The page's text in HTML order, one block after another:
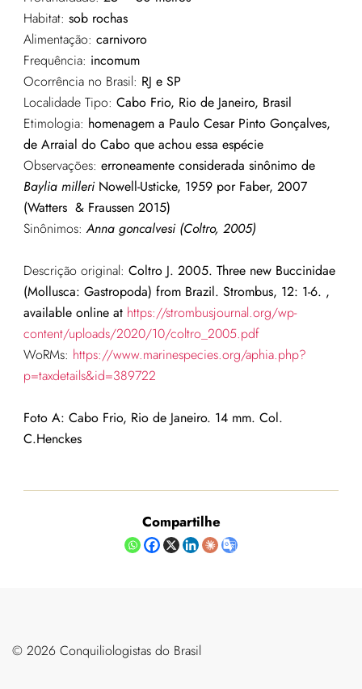
Habitat: sob rochas
Alimentação: carnivoro
Frequência: incomum
Ocorrência no Brasil: RJ e SP
Localidade Tipo: Cabo Frio, Rio de Janeiro, Brasil
Etimologia: homenagem a Paulo Cesar Pinto Gonçalves,
de Arraial do Cabo que achou essa espécie
Observações: erroneamente considerada sinônimode
Baylia milleri Nowell-Usticke, 1959 porFaber, 2007
(Watters& Fraussen2015)
Sinônimos:Anna goncalvesi (Coltro, 2005)
Descrição original: Coltro J. 2005. Three new Buccinidae
(Mollusca: Gastropoda) from Brazil. Strombus, 12: 1-6. ,
available online at https://strombusjournal.org/wp-
content/uploads/2020/10/coltro_2005.pdf
WoRMs: https://www.marinespecies.org/aphia.php?
p=taxdetails&id=389722
Foto A: Cabo Frio, Rio de Janeiro. 14 mm. Col.
C.Henckes
Compartilhe
©️ 2026 Conquiliologistas do Brasil